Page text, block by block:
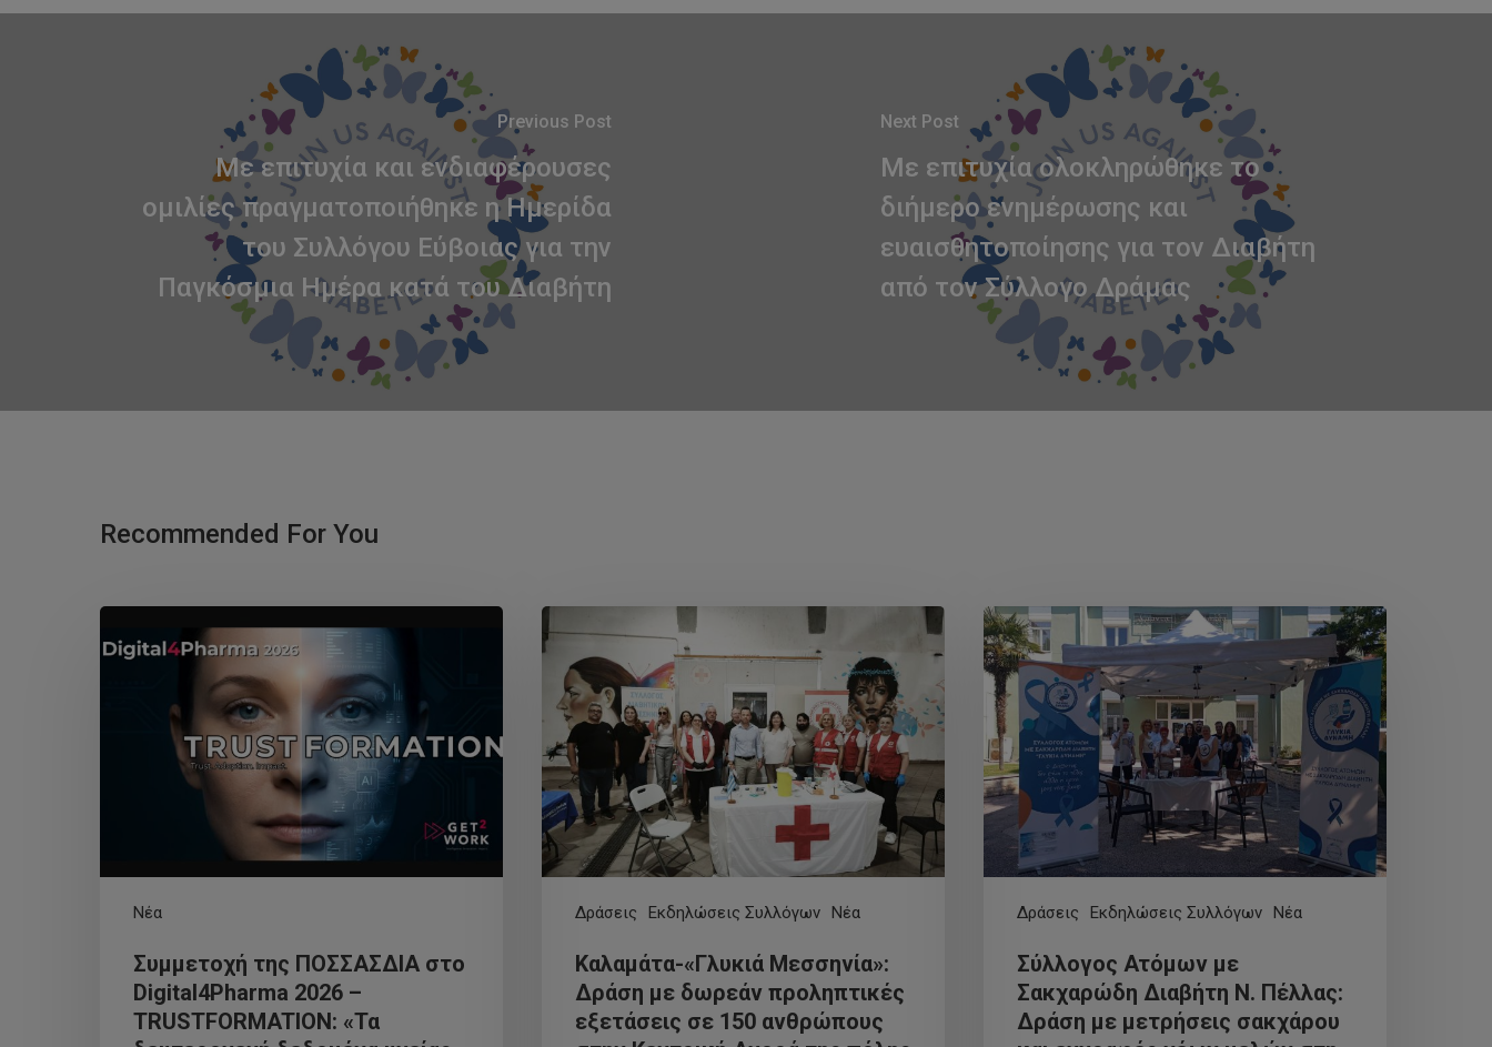
Previous Post
Με επιτυχία και ενδιαφέρουσες
ομιλίες πραγματοποιήθηκε η Ημερίδα
του Συλλόγου Εύβοιας για την
Παγκόσμια Ημέρα κατά του Διαβήτη
Next Post
Με επιτυχία ολοκληρώθηκε το
διήμερο ενημέρωσης και
ευαισθητοποίησης για τον Διαβήτη
από τον Σύλλογο Δράμας
Recommended For You
Νέα
Συμμετοχή της ΠΟΣΣΑΣΔΙΑ στο
Digital4Pharma 2026 –
TRUSTFORMATION: «Τα
Δράσεις Εκδηλώσεις Συλλόγων Νέα
Καλαμάτα-«Γλυκιά Μεσσηνία»:
Δράση με δωρεάν προληπτικές
εξετάσεις σε 150 ανθρώπους
Δράσεις Εκδηλώσεις Συλλόγων Νέα
Σύλλογος Ατόμων με
Σακχαρώδη Διαβήτη Ν. Πέλλας:
Δράση με μετρήσεις σακχάρου